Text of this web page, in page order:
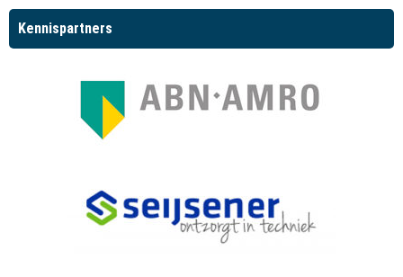
Kennispartners